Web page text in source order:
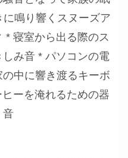
鳴り響くスヌーズア
* 寝室から出る際のス
み音 * パソコンの電
中に響き渡るキーボ
ーを淹れるための器
音